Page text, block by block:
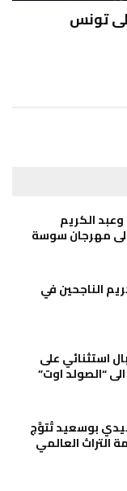
وعبد الكريم
مهرجان سوسة
الناجحين في
استثنائي على
“الصولد اوت”
بوسعيد تُتوَّج
التراث العالمي